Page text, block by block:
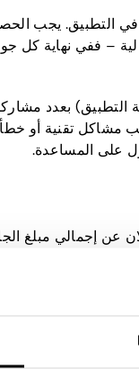
التطبيق. يجب
– ففي
بعدد
تقنية أو
على المساعدة.
مبلغ
يتم تمويل
المعينون